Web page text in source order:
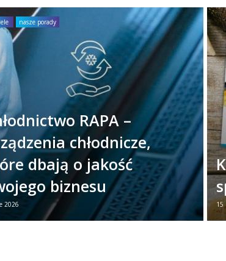
nasze porady
RAPA –
chłodnicze,
dbają o jakość
biznesu
2026
obchodzimy Światowy Dzień
15